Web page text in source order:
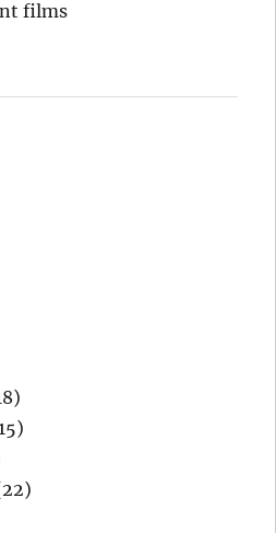
films